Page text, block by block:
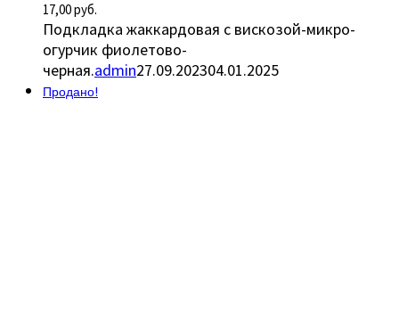
17,00руб.
Подкладка жаккардовая с вискозой-микро-
огурчик фиолетово-
черная.admin27.09.202304.01.2025
Продано!